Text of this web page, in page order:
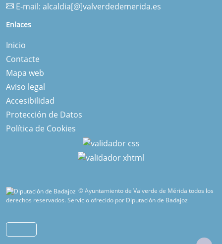
E-mail: alcaldia[@]valverdedemerida.es
Enlaces
Inicio
Contacte
Mapa web
Aviso legal
Accesibilidad
Protección de Datos
Política de Cookies
© Ayuntamiento de Valverde de Mérida todos los
derechos reservados.Servicio ofrecido por Diputación de Badajoz